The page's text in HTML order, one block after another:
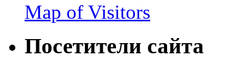
Map of Visitors
Посетители сайта